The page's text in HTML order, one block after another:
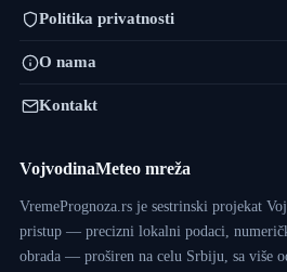
Politika privatnosti
O nama
Kontakt
VojvodinaMeteo mreža
VremePrognoza.rs je sestrinski projekat
pristup — precizni lokalni podaci,
obrada — proširen na celu Srbiju, sa više